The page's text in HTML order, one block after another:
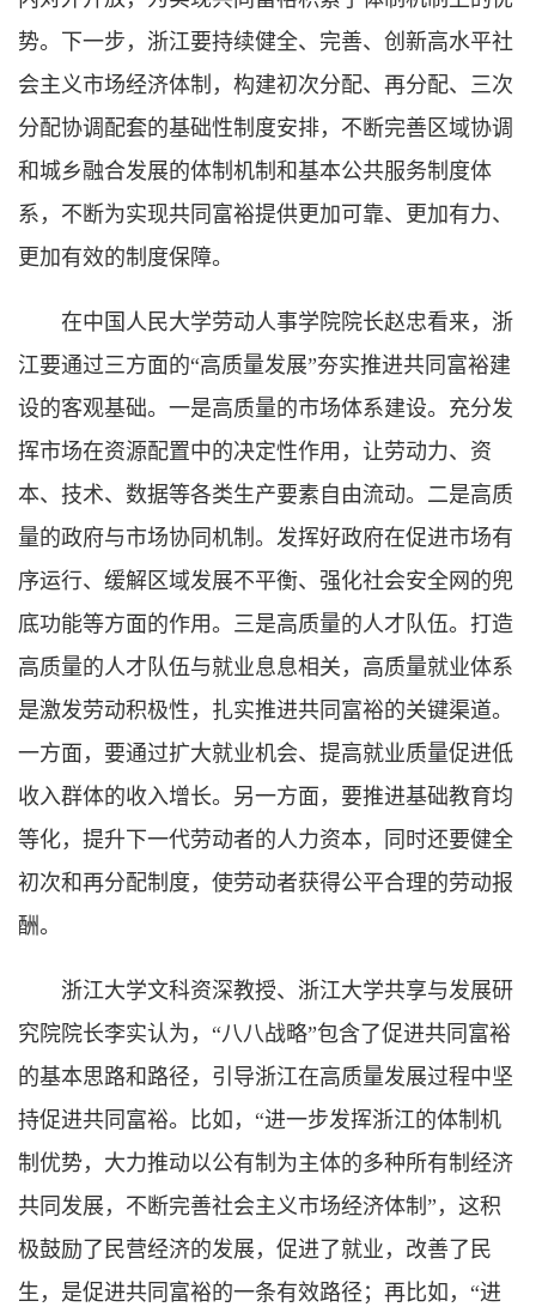
势。下一步，浙江要持续健全、完善、创新高水平社
会主义市场经济体制，构建初次分配、再分配、三次
分配协调配套的基础性制度安排，不断完善区域协调
和城乡融合发展的体制机制和基本公共服务制度体
系，不断为实现共同富裕提供更加可靠、更加有力、
更加有效的制度保障。
在中国人民大学劳动人事学院院长赵忠看来，浙
江要通过三方面的“高质量发展”夯实推进共同富裕建
设的客观基础。一是高质量的市场体系建设。充分发
挥市场在资源配置中的决定性作用，让劳动力、资
本、技术、数据等各类生产要素自由流动。二是高质
量的政府与市场协同机制。发挥好政府在促进市场有
序运行、缓解区域发展不平衡、强化社会安全网的兜
底功能等方面的作用。三是高质量的人才队伍。打造
高质量的人才队伍与就业息息相关，高质量就业体系
是激发劳动积极性，扎实推进共同富裕的关键渠道。
一方面，要通过扩大就业机会、提高就业质量促进低
收入群体的收入增长。另一方面，要推进基础教育均
等化，提升下一代劳动者的人力资本，同时还要健全
初次和再分配制度，使劳动者获得公平合理的劳动报
酬。
浙江大学文科资深教授、浙江大学共享与发展研
究院院长李实认为，“八八战略”包含了促进共同富裕
的基本思路和路径，引导浙江在高质量发展过程中坚
持促进共同富裕。比如，“进一步发挥浙江的体制机
制优势，大力推动以公有制为主体的多种所有制经济
共同发展，不断完善社会主义市场经济体制”，这积
极鼓励了民营经济的发展，促进了就业，改善了民
生，是促进共同富裕的一条有效路径；再比如，“进